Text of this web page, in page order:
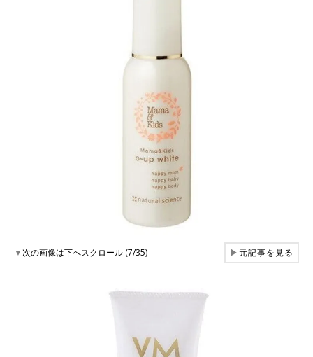
▼次の画像は下へスクロール (7/35) ▶元記事を見る